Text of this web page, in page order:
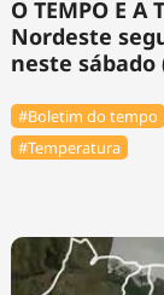
O TEMPO E A
Nordeste
neste sábado
#Boletim do tempo
#Temperatura